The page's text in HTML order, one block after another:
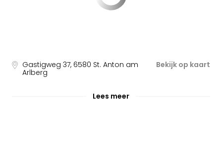
Gastigweg 37, 6580 St. Anton am
Arlberg
Bekijk op kaart
Lees meer